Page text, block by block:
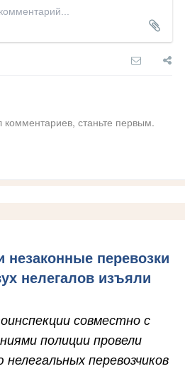
станьте первым.
незаконные перевозки
нелегалов изъяли
совместно с
полиции провели
перевозчиков